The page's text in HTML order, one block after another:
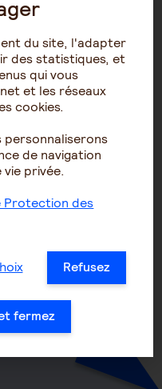
: prenez RDV
faire un devis ou
sur vos
67 22 22
du site, l'adapter
des statistiques, et
qui vous
et les réseaux
cookies.
de navigation
privée.
Protection des
Refusez
fermez